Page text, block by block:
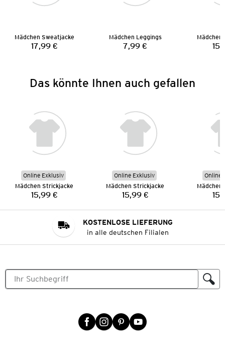
Mädchen Sweatjacke
Preis:
17,99 €
Mädchen Leggings
Preis:
7,99 €
Das könnte Ihnen auch gefallen
Online Exklusiv
Mädchen Strickjacke
Preis:
15,99 €
Online Exklusiv
Mädchen Strickjacke
Preis:
15,99 €
Online
Mädchen
KOSTENLOSE LIEFERUNG
in alle deutschen Filialen